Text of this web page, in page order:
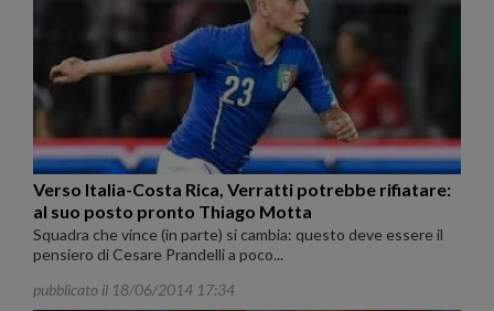
Verso Italia-Costa Rica, Verratti potrebbe rifiatare:
al suo posto pronto Thiago Motta
Squadra che vince (in parte) si cambia: questo deve essere il
pensiero di Cesare Prandelli a poco...
pubblicato il 18/06/2014 17:34